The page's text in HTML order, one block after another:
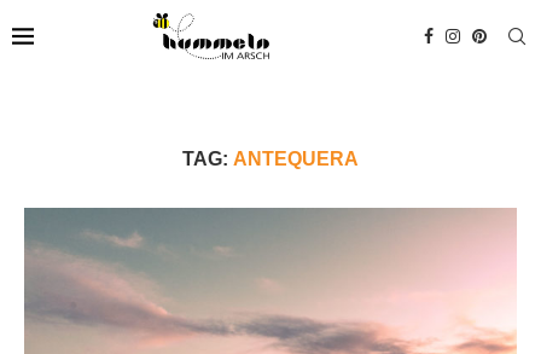
TAG: ANTEQUERA